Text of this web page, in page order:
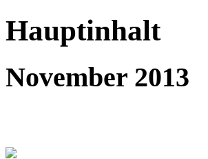
Hauptinhalt
November 2013